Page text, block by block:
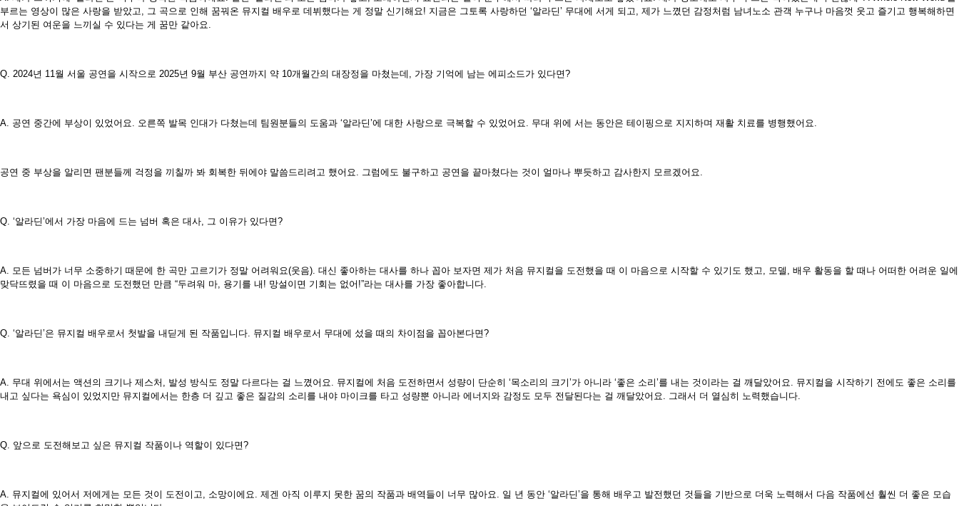
부르는 영상이 많은 사랑을 받았고, 그 곡으로 인해 꿈꿔온 뮤지컬 배우로 데뷔했다는 게 정말 신기해요! 지금은 그토록 사랑하던 ‘알라딘’ 무대에 서게 되고, 제가 느꼈던 감정처럼 남녀노소 관객 누구나 마음껏 웃고 즐기고 행복해하면
서 상기된 여운을 느끼실 수 있다는 게 꿈만 같아요.
Q. 2024년 11월 서울 공연을 시작으로 2025년 9월 부산 공연까지 약 10개월간의 대장정을 마쳤는데, 가장 기억에 남는 에피소드가 있다면?
A. 공연 중간에 부상이 있었어요. 오른쪽 발목 인대가 다쳤는데 팀원분들의 도움과 ‘알라딘’에 대한 사랑으로 극복할 수 있었어요. 무대 위에 서는 동안은 테이핑으로 지지하며 재활 치료를 병행했어요.
공연 중 부상을 알리면 팬분들께 걱정을 끼칠까 봐 회복한 뒤에야 말씀드리려고 했어요. 그럼에도 불구하고 공연을 끝마쳤다는 것이 얼마나 뿌듯하고 감사한지 모르겠어요.
Q. ‘알라딘’에서 가장 마음에 드는 넘버 혹은 대사, 그 이유가 있다면?
A. 모든 넘버가 너무 소중하기 때문에 한 곡만 고르기가 정말 어려워요(웃음). 대신 좋아하는 대사를 하나 꼽아 보자면 제가 처음 뮤지컬을 도전했을 때 이 마음으로 시작할 수 있기도 했고, 모델, 배우 활동을 할 때나 어떠한 어려운 일에
맞닥뜨렸을 때 이 마음으로 도전했던 만큼 “두려워 마, 용기를 내! 망설이면 기회는 없어!”라는 대사를 가장 좋아합니다.
Q. ‘알라딘’은 뮤지컬 배우로서 첫발을 내딛게 된 작품입니다. 뮤지컬 배우로서 무대에 섰을 때의 차이점을 꼽아본다면?
A. 무대 위에서는 액션의 크기나 제스처, 발성 방식도 정말 다르다는 걸 느꼈어요. 뮤지컬에 처음 도전하면서 성량이 단순히 ‘목소리의 크기’가 아니라 ‘좋은 소리’를 내는 것이라는 걸 깨달았어요. 뮤지컬을 시작하기 전에도 좋은 소리를
내고 싶다는 욕심이 있었지만 뮤지컬에서는 한층 더 깊고 좋은 질감의 소리를 내야 마이크를 타고 성량뿐 아니라 에너지와 감정도 모두 전달된다는 걸 깨달았어요. 그래서 더 열심히 노력했습니다.
Q. 앞으로 도전해보고 싶은 뮤지컬 작품이나 역할이 있다면?
A. 뮤지컬에 있어서 저에게는 모든 것이 도전이고, 소망이에요. 제겐 아직 이루지 못한 꿈의 작품과 배역들이 너무 많아요. 일 년 동안 ‘알라딘’을 통해 배우고 발전했던 것들을 기반으로 더욱 노력해서 다음 작품에선 훨씬 더 좋은 모습